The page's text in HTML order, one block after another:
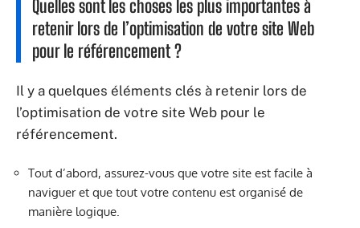
Quelles sont les choses les plus importantes à
retenir lors de l’optimisation de votre site Web
pour le référencement ?
Il y a quelques éléments clés à retenir lors de
l’optimisation de votre site Web pour le
référencement.
Tout d’abord, assurez-vous que votre site est facile à
naviguer et que tout votre contenu est organisé de
manière logique.